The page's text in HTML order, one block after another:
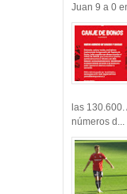
Juan 9 a 0
las
números d...